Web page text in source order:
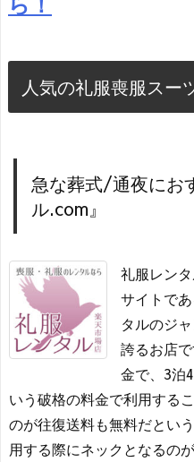
人気の礼服喪服スー
急な葬式/通夜にお
ル.com』
礼服レン
サイトで
タルのジ
誇るお店
金で、3泊
いう破格の料金で利用する
のが往復送料も無料だとい
用する際にネックとなるの